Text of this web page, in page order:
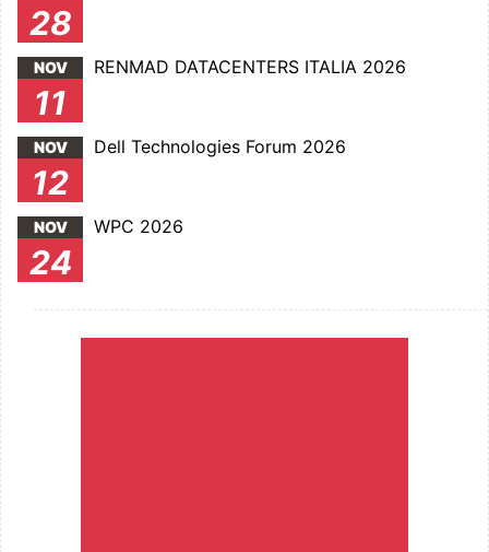
28
NOV
11
RENMAD DATACENTERS ITALIA 2026
NOV
12
Dell Technologies Forum 2026
NOV
24
WPC 2026